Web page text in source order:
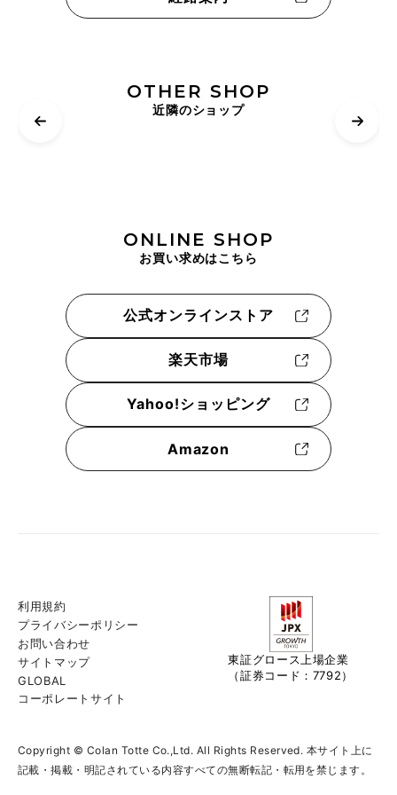
OTHER SHOP
近隣のショップ
ONLINE SHOP
お買い求めはこちら
公式オンラインストア
楽天市場
Yahoo!ショッピング
Amazon
利用規約
プライバシーポリシー
お問い合わせ
サイトマップ
GLOBAL
コーポレートサイト
東証グロース上場企業
（証券コード：7792）
Copyright © Colan Totte Co.,Ltd. All Rights Reserved. 本サイト上に
記載・掲載・明記されている内容すべての無断転記・転用を禁じます。